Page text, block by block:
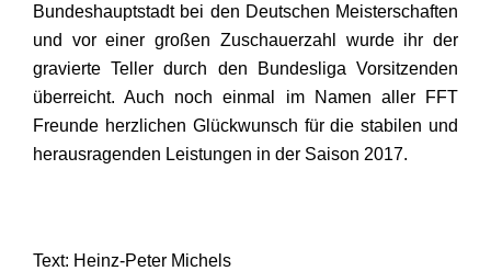
Bundeshauptstadt bei den Deutschen Meisterschaften
und vor einer großen Zuschauerzahl wurde ihr der
gravierte Teller durch den Bundesliga Vorsitzenden
überreicht. Auch noch einmal im Namen aller FFT
Freunde herzlichen Glückwunsch für die stabilen und
herausragenden Leistungen in der Saison 2017.
Text: Heinz-Peter Michels